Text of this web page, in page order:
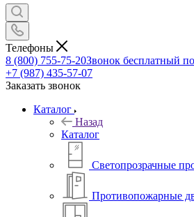
Телефоны
8 (800) 755-75-20Звонок бесплатный
+7 (987) 435-57-07
Заказать звонок
Каталог
Назад
Каталог
Светопрозрачные
Противопожарные